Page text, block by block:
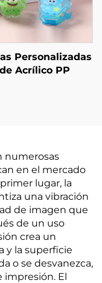
Personalizadas
de Acrílico PP
numerosas
en el mercado
lugar, la
una vibración
de imagen que
de un uso
crea un
y la superficie
o se desvanezca,
impresión. El